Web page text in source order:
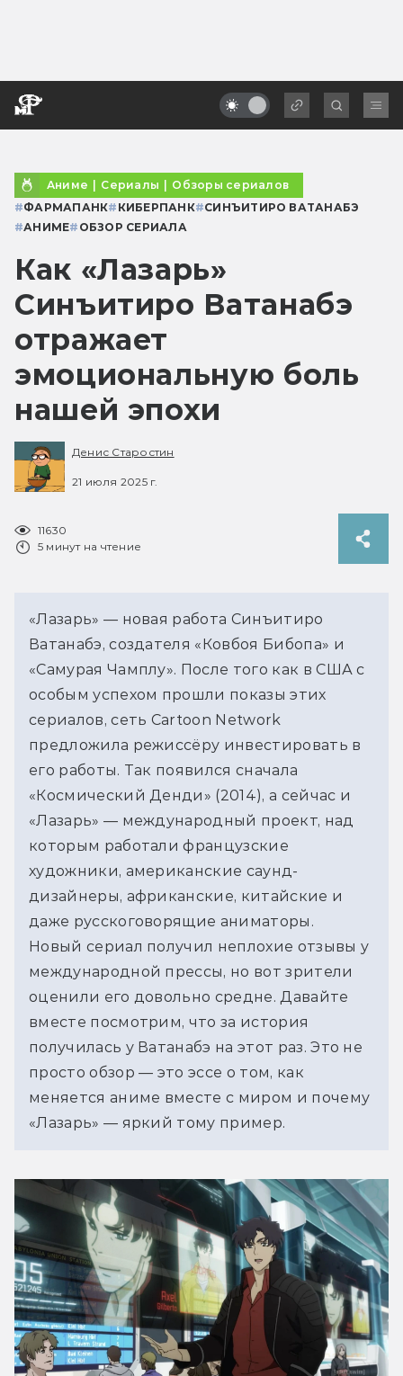
Аниме | Сериалы | Обзоры сериалов
#ФАРМАПАНК# КИБЕРПАНК#СИНЪИТИРО ВАТАНАБЭ
#АНИМЕ# ОБЗОР СЕРИАЛА
Как «Лазарь»
Синъитиро Ватанабэ
отражает
эмоциональную боль
нашей эпохи
Денис Старостин
21 июля 2025 г.
11630
5 минут на чтение
«Лазарь» — новая работа Синъитиро
Ватанабэ, создателя «Ковбоя Бибопа» и
«Самурая Чамплу». После того как в США с
особым успехом прошли показы этих
сериалов, сеть Cartoon Network
предложила режиссёру инвестировать в
его работы. Так появился сначала
«Космический Денди» (2014), а сейчас и
«Лазарь» — международный проект, над
которым работали французские
художники, американские саунд-
дизайнеры, африканские, китайские и
даже русскоговорящие аниматоры.
Новый сериал получил неплохие отзывы у
международной прессы, но вот зрители
оценили его довольно средне. Давайте
вместе посмотрим, что за история
получилась у Ватанабэ на этот раз. Это не
просто обзор — это эссе о том, как
меняется аниме вместе с миром и почему
«Лазарь» — яркий тому пример.